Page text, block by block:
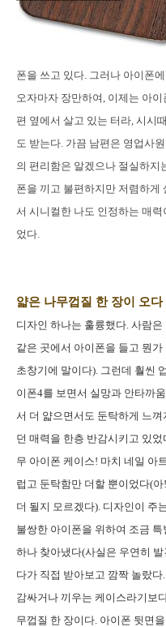
폰을 쓰고 있다. 그러나 아이폰
오자마자 장만하여, 이제는 아
편 옆에서 살고 있는 터라, 시시
도 받는다. 가끔 남편은 영업사
의 편리함은 알겠으나 절실하지
폰을 끼고 불편하지만 저렴하게
서 시니컬한 나도 인정하는 매
었다.
얇은 나무껍질 한 장이 오다
디자인 하나는 훌륭했다. 사람
같은 곳에서 아이폰을 들고 뭔
초창기에 말이다). 그런데 훨씬
이폰4를 보면서 실망과 안타까
서 더 얇으면서도 둔탁하게 느
던 매력을 한층 반감시키고 있
무 아이폰 케이스! 마치 네일 아
럽고 둔탁함만 더할 뿐이었다(
더 될지 모르겠다). 디자인이 주
불쌍한 아이폰을 위하여 조금
하나 찾아냈다(사실은 우연히
다가 직접 받아보고 깜짝 놀랐
감싸거나 끼우는 케이스라기보
무껍질 한 장이다. 아이폰 뒷면